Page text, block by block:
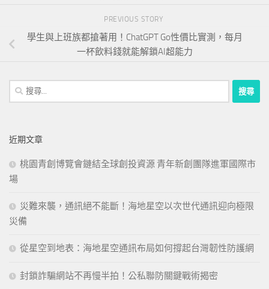
PREVIOUS STORY
學生與上班族都搶著用！ChatGPT Go性價比實測，每月
一杯飲料錢就能解鎖AI超能力
搜
尋
字:
近期文章
桃園青創博覽會鏈結全球創投資源 青年新創團隊進軍國際市
場
災難來襲，通訊絕不能斷！海地星空以次世代通訊迎向極限
災備
從星空到地表：海地星空通訊布局如何撐起台灣韌性防護網
封鎖詐騙網站不再慢半拍！公私聯防關鍵戰術揭密